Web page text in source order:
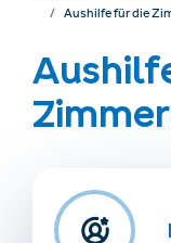
Unterkünfte
Aushilfe für die